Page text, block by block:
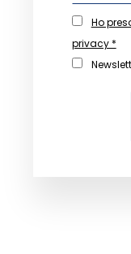
Ho
privacy *